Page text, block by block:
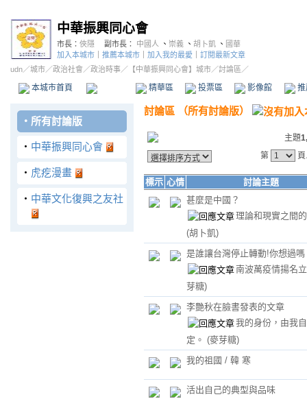
中華振興同心會
市長： 俠隱 副市長： 中國人 、 崇義 、 胡卜凱 、 國華
加入本城市
推薦本城市 加入我的最愛
訂閱最新文章
udn／城市／政治社會 ／政治時事／ 【中華振興同心會】城市／討論區／
本城市首頁 精華區 投票區 影像館
‧ 所有討論版
‧ 中華振興同心會
‧ 虎疙漫畫
‧ 中華文化復興之友社
討論區 （所有討論版）
主題
第
標示 心情
討論主題
甚麼是中國？
理論和現實之間
(胡卜凱)
是誰讓台灣停止轉動!你想過嗎
南波萬疫情揚名
芽糖)
李艷秋在臉書發表的文章
我的身份，由我
定。 (麥芽糖)
我的祖國 ­­­­­/ 韓 寒
活出自己的典型與品味